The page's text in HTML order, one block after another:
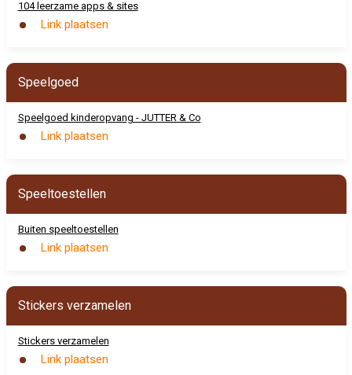
104 leerzame apps & sites
Link plaatsen
Speelgoed
Speelgoed kinderopvang - JUTTER & Co
Link plaatsen
Speeltoestellen
Buiten speeltoestellen
Link plaatsen
Stickers verzamelen
Stickers verzamelen
Link plaatsen